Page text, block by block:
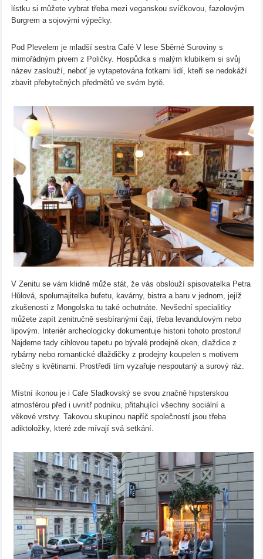
lístku si můžete vybrat třeba mezi veganskou svíčkovou, fazolovým
Burgrem a sojovými výpečky.
Pod Plevelem je mladší sestra Café V lese Sběrné Suroviny s
mimořádným pivem z Poličky. Hospůdka s malým klubíkem si svůj
název zaslouží, neboť je vytapetována fotkami lidí, kteří se nedokáží
zbavit přebytečných předmětů ve svém bytě.
V Zenitu se vám klidně může stát, že vás obslouží spisovatelka Petra
Hůlová, spolumajitelka bufetu, kavárny, bistra a baru v jednom, jejíž
zkušenosti z Mongolska tu také ochutnáte. Nevšední specialitky
můžete zapít zenitručně sesbíranými čaji, třeba levandulovým nebo
lipovým. Interiér archeologicky dokumentuje historii tohoto prostoru!
Najdeme tady cihlovou tapetu po bývalé prodejně oken, dlaždice z
rybárny nebo romantické dlaždičky z prodejny koupelen s motivem
slečny s květinami. Prostředí tím vyzařuje nespoutaný a surový ráz.
Místní ikonou je i Cafe Sladkovský se svou značně hipsterskou
atmosférou před i uvnitř podniku, přitahující všechny sociální a
věkové vrstvy. Takovou skupinou napříč společností jsou třeba
adiktoložky, které zde mívají svá setkání.